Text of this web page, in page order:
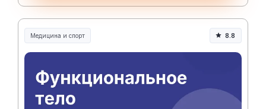
Медицина и спорт
Медицина, спорт и здоровье
8.8